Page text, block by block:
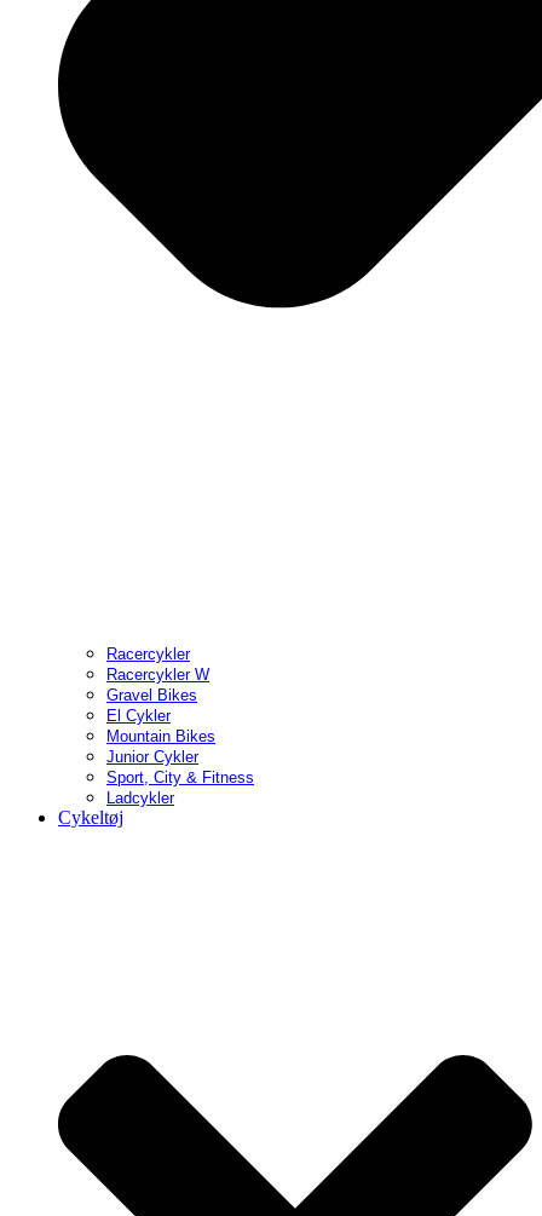
Racercykler
Racercykler W
Gravel Bikes
El Cykler
Mountain Bikes
Junior Cykler
Sport, City & Fitness
Ladcykler
Cykeltøj